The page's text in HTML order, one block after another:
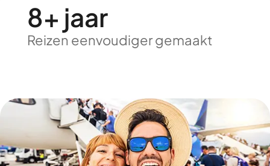
8+ jaar
Reizen eenvoudiger gemaakt